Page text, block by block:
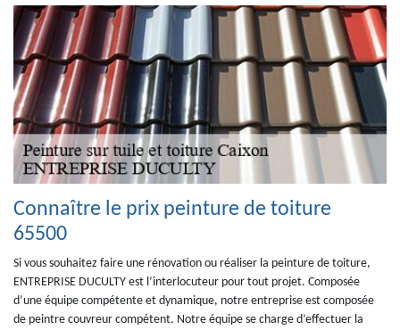
Connaître le prix peinture de toiture
65500
Si vous souhaitez faire une rénovation ou réaliser la peinture de toiture,
ENTREPRISE DUCULTY est l’interlocuteur pour tout projet. Composée
d’une équipe compétente et dynamique, notre entreprise est composée
de peintre couvreur compétent. Notre équipe se charge d’effectuer la